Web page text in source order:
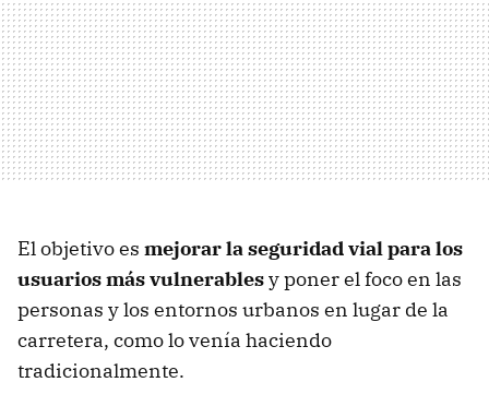
El objetivo es mejorar la seguridad vial para los
usuarios más vulnerablesy poner el foco en las
personas y los entornos urbanos en lugar de la
carretera, como lo venía haciendo
tradicionalmente.